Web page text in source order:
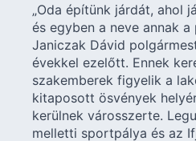
„Oda építünk járdát, ahol
és egyben a neve annak
Janiczak Dávid
évekkel ezelőtt. Ennek
szakemberek figyelik a
kitaposott ösvények
kerülnek városszerte.
melletti sportpálya és az